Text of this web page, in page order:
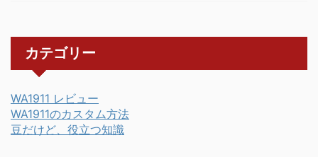
カテゴリー
WA1911 レビュー
WA1911のカスタム方法
豆だけど、役立つ知識